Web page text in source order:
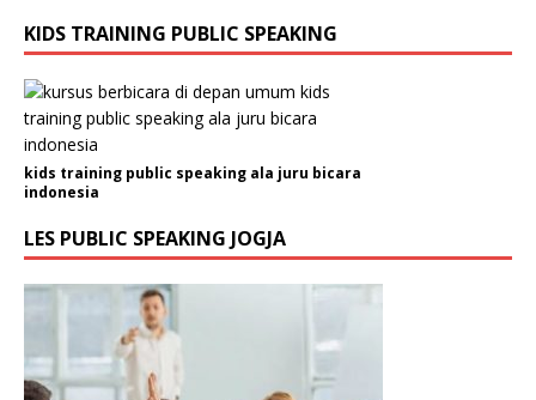
KIDS TRAINING PUBLIC SPEAKING
kids training public speaking ala juru bicara
indonesia
LES PUBLIC SPEAKING JOGJA